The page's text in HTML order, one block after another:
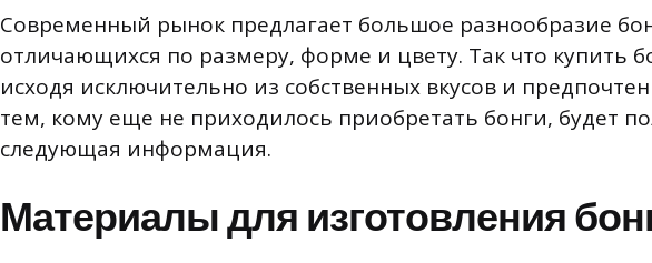
Современный рынок предлагает большое разнообразие
отличающихся по размеру, форме и цвету. Так что купить
исходя исключительно из собственных вкусов и
тем, кому еще не приходилось приобретать бонги, будет
следующая информация.
Материалы для изготовления